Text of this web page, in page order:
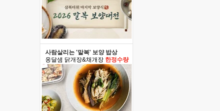
사람살리는 '말복' 보양 밥상
옹달샘 닭개장&채개장 한정수량